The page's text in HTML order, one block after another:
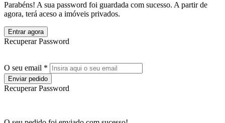
Parabéns! A sua password foi guardada com sucesso. A partir de
agora, terá aceso a imóveis privados.
Entrar agora
Recuperar Password
O seu email *
Enviar pedido
Recuperar Password